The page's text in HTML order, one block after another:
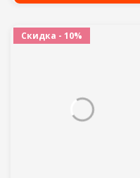
Скидка - 10%